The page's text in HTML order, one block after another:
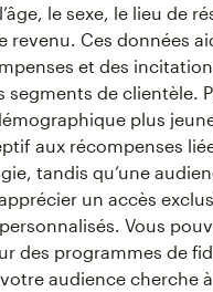
le sexe, le lieu de
revenu. Ces données
et des
segments de clientèle.
plus
aux récompenses
tandis qu’une
un accès
Vous
des programmes de
audience cherche